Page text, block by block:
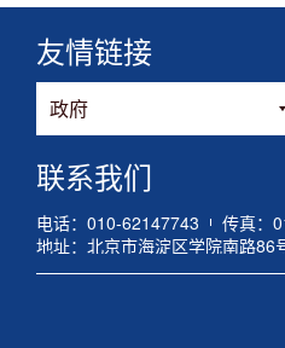
友情链接
联系我们
电话：010-62147743
传真：
地址：北京市海淀区学院南路86